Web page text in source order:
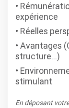
expérience
Réelles
Avantages
structure…)
stimulant
En déposant